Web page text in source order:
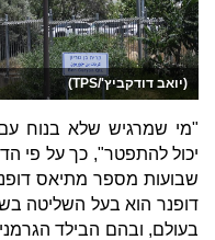
(יואב דודקביץ'/TPS)
"מי שמרגיש שלא בנוח
שבועות מספר מתיאס
דופנר הוא בעל השליטה
בעולם, ובהם הבילד